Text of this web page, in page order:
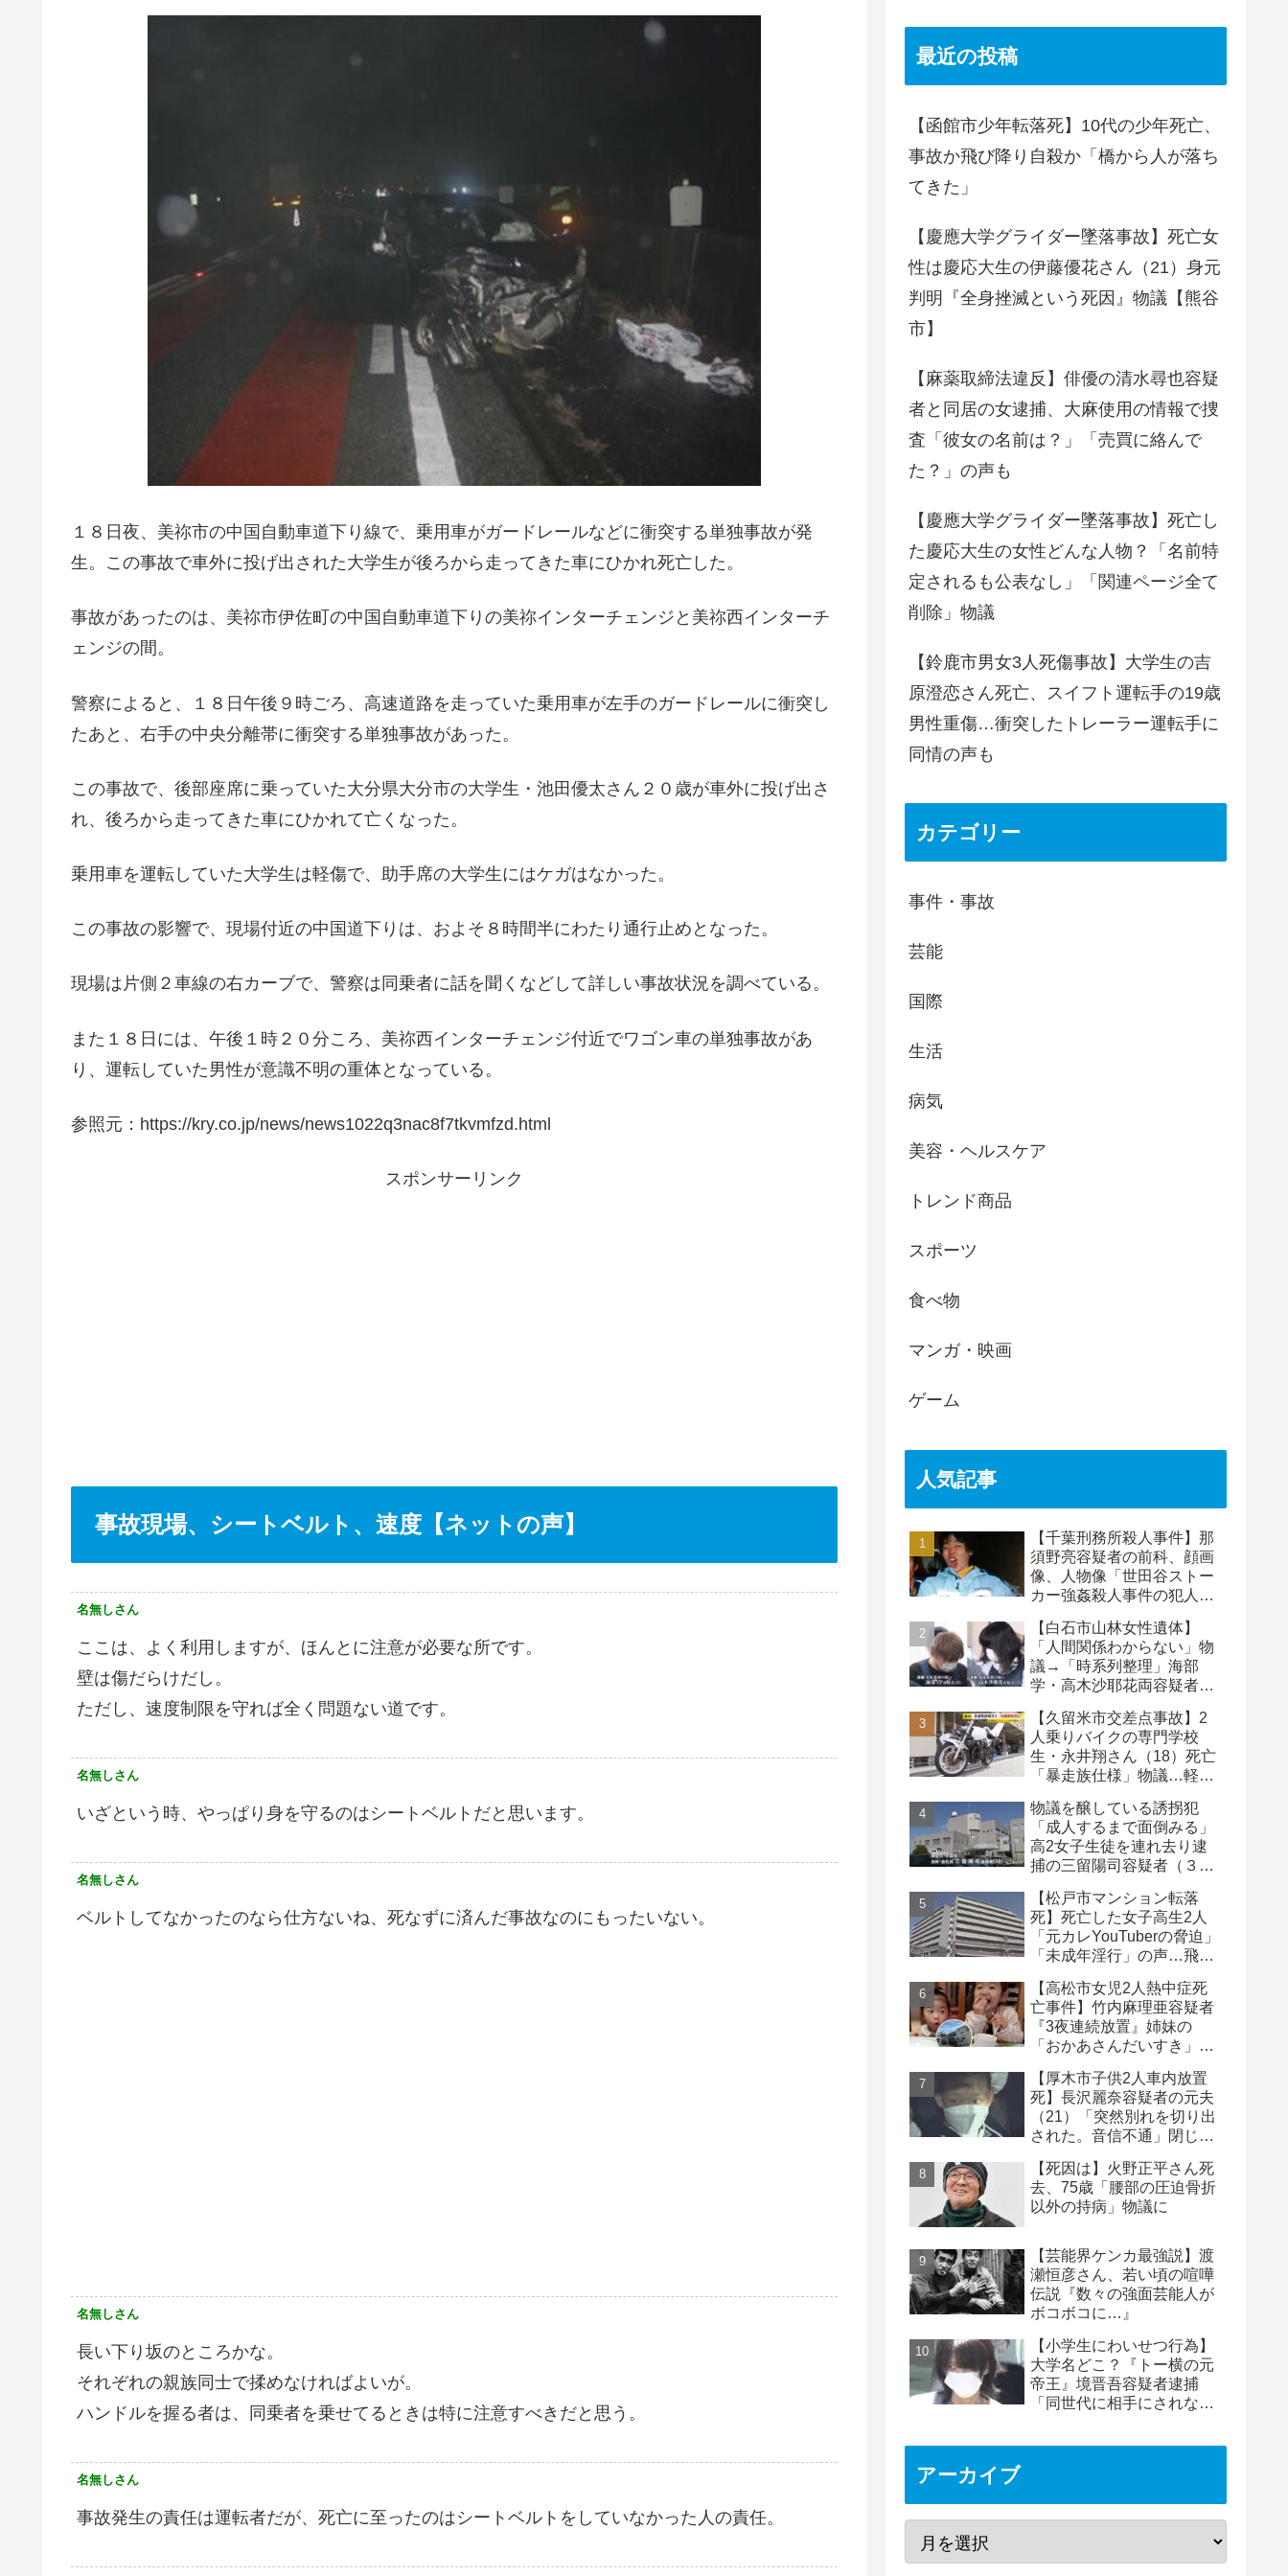
１８日夜、美祢市の中国自動車道下り線で、乗用車がガードレールなどに衝突する単独事故が発
生。この事故で車外に投げ出された大学生が後ろから走ってきた車にひかれ死亡した。
事故があったのは、美祢市伊佐町の中国自動車道下りの美祢インターチェンジと美祢西インターチ
ェンジの間。
警察によると、１８日午後９時ごろ、高速道路を走っていた乗用車が左手のガードレールに衝突し
たあと、右手の中央分離帯に衝突する単独事故があった。
この事故で、後部座席に乗っていた大分県大分市の大学生・池田優太さん２０歳が車外に投げ出さ
れ、後ろから走ってきた車にひかれて亡くなった。
乗用車を運転していた大学生は軽傷で、助手席の大学生にはケガはなかった。
この事故の影響で、現場付近の中国道下りは、およそ８時間半にわたり通行止めとなった。
現場は片側２車線の右カーブで、警察は同乗者に話を聞くなどして詳しい事故状況を調べている。
また１８日には、午後１時２０分ころ、美祢西インターチェンジ付近でワゴン車の単独事故があ
り、運転していた男性が意識不明の重体となっている。
参照元：https://kry.co.jp/news/news1022q3nac8f7tkvmfzd.html
スポンサーリンク
事故現場、シートベルト、速度【ネットの声】
名無しさん
ここは、よく利用しますが、ほんとに注意が必要な所です。
壁は傷だらけだし。
ただし、速度制限を守れば全く問題ない道です。
名無しさん
いざという時、やっぱり身を守るのはシートベルトだと思います。
名無しさん
ベルトしてなかったのなら仕方ないね、死なずに済んだ事故なのにもったいない。
名無しさん
長い下り坂のところかな。
それぞれの親族同士で揉めなければよいが。
ハンドルを握る者は、同乗者を乗せてるときは特に注意すべきだと思う。
名無しさん
事故発生の責任は運転者だが、死亡に至ったのはシートベルトをしていなかった人の責任。
最近の投稿
【函館市少年転落死】10代の少年死亡、
事故か飛び降り自殺か「橋から人が落ち
てきた」
【慶應大学グライダー墜落事故】死亡女
性は慶応大生の伊藤優花さん（21）身元
判明『全身挫滅という死因』物議【熊谷
市】
【麻薬取締法違反】俳優の清水尋也容疑
者と同居の女逮捕、大麻使用の情報で捜
査「彼女の名前は？」「売買に絡んで
た？」の声も
【慶應大学グライダー墜落事故】死亡し
た慶応大生の女性どんな人物？「名前特
定されるも公表なし」「関連ページ全て
削除」物議
【鈴鹿市男女3人死傷事故】大学生の吉
原澄恋さん死亡、スイフト運転手の19歳
男性重傷…衝突したトレーラー運転手に
同情の声も
カテゴリー
事件・事故
芸能
国際
生活
病気
美容・ヘルスケア
トレンド商品
スポーツ
食べ物
マンガ・映画
ゲーム
人気記事
【千葉刑務所殺人事件】那
須野亮容疑者の前科、顔画
像、人物像「世田谷ストー
カー強姦殺人事件の犯人」
は？
【白石市山林女性遺体】
「人間関係わからない」物
議→「時系列整理」海部
学・高木沙耶花両容疑者、
な事件
【久留米市交差点事故】2
人乗りバイクの専門学校
生・永井翔さん（18）死亡
「暴走族仕様」物議…軽自
物議を醸している誘拐犯
「成人するまで面倒みる」
高2女子生徒を連れ去り逮
捕の三留陽司容疑者（３
県】
【松戸市マンション転落
死】死亡した女子高生2人
「元カレYouTuberの脅迫」
「未成年淫行」の声…飛び
【高松市女児2人熱中症死
亡事件】竹内麻理亜容疑者
『3夜連続放置』姉妹の
「おかあさんだいすき」折
論
【厚木市子供2人車内放置
死】長沢麗奈容疑者の元夫
（21）「突然別れを切り出
された。音信不通」閉じ込
【死因は】火野正平さん死
去、75歳「腰部の圧迫骨折
以外の持病」物議に
【芸能界ケンカ最強説】渡
瀬恒彦さん、若い頃の喧嘩
伝説『数々の強面芸能人が
ボコボコに…』
【小学生にわいせつ行為】
大学名どこ？『トー横の元
帝王』境晋吾容疑者逮捕
「同世代に相手にされない
アーカイブ